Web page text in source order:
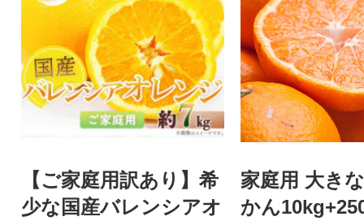
【ご家庭用訳あり】希
少な国産バレンシアオ
家庭用 大き
かん